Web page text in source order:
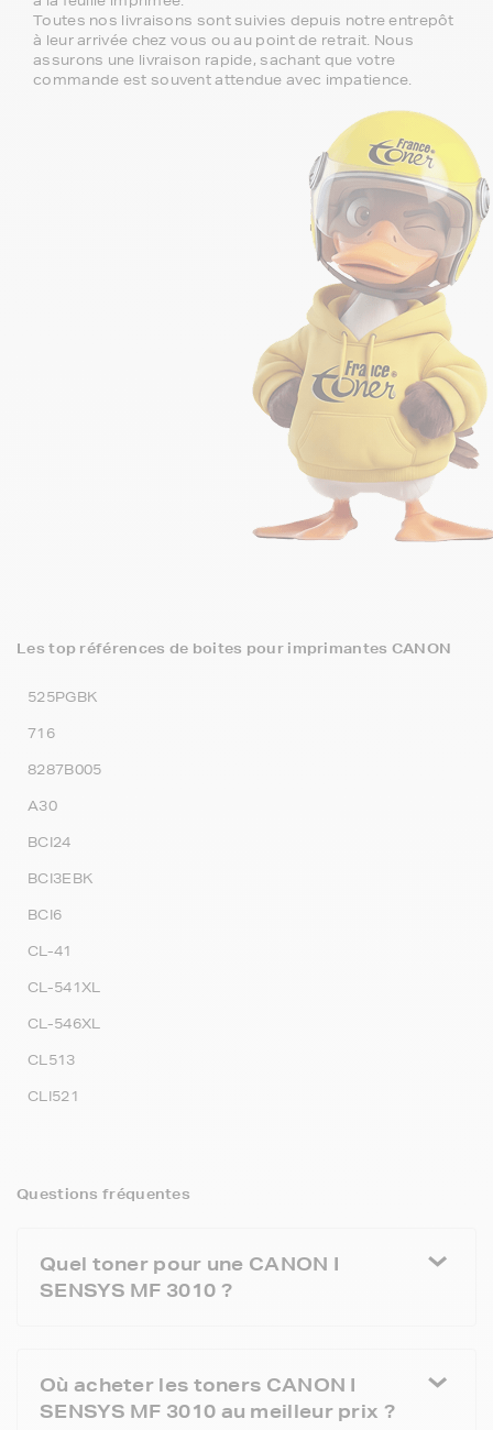
Toutes nos livraisons sont suivies depuis notre entrepôt
à leur arrivée chez vous ou au point de retrait. Nous
assurons une livraison rapide, sachant que votre
commande est souvent attendue avec impatience.
Les top références de boites pour imprimantes CANON
525PGBK
716
8287B005
A30
BCI24
BCI3EBK
BCI6
CL-41
CL-541XL
CL-546XL
CL513
CLI521
Questions fréquentes
Quel toner pour une CANON I
SENSYS MF 3010 ?
Où acheter les toners CANON I
SENSYS MF 3010 au meilleur prix ?